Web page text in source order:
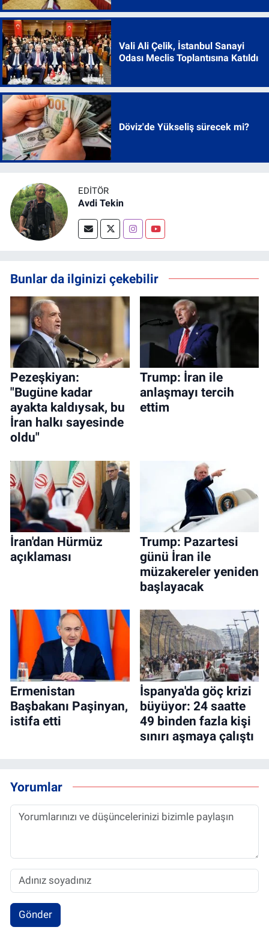
Vali Ali Çelik, İstanbul Sanayi
Odası Meclis Toplantısına Katıldı
Döviz'de Yükseliş sürecek mi?
EDITÖR
Avdi Tekin
Bunlar da ilginizi çekebilir
Pezeşkiyan:
"Bugüne kadar
ayakta kaldıysak, bu
İran halkı sayesinde
oldu"
Trump: İran ile
anlaşmayı tercih
ettim
İran'dan Hürmüz
açıklaması
Trump: Pazartesi
günü İran ile
müzakereler yeniden
başlayacak
Ermenistan
Başbakanı Paşinyan,
istifa etti
İspanya'da göç krizi
büyüyor: 24 saatte
49 binden fazla kişi
sınırı aşmaya çalıştı
Yorumlar
Gönder